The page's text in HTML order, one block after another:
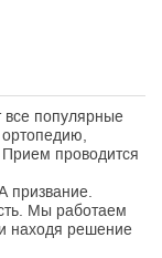
все популярные
проводится
призвание.
Мы работаем
находя решение